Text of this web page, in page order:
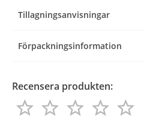
Tillagningsanvisningar
Förpackningsinformation
Recensera produkten:
star_border
star_border star_border
star_border star_border
star_border star_border
star_border star_border
star_border